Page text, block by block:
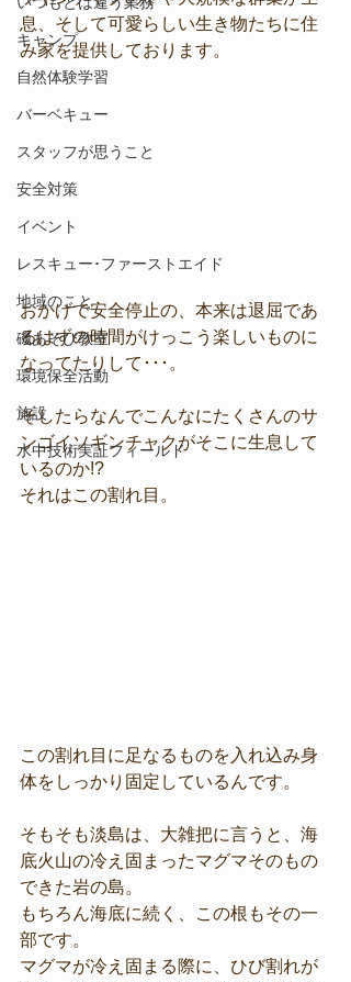
キャンプ
自然体験学習
バーベキュー
スタッフが思うこと
安全対策
イベント
レスキュー･ファーストエイド
地域のこと
磯あそび教室
環境保全活動
施設
水中技術実証フィールド
息、そして可愛らしい生き物たちに住
み家を提供しております。
おかげで安全停止の、本来は退屈であ
るはずの時間がけっこう楽しいものに
なってたりして･･･。
そしたらなんでこんなにたくさんのサ
ンゴイソギンチャクがそこに生息して
いるのか!?
それはこの割れ目。
この割れ目に足なるものを入れ込み身
体をしっかり固定しているんです。
そもそも淡島は、大雑把に言うと、海
底火山の冷え固まったマグマそのもの
できた岩の島。
もちろん海底に続く、この根もその一
部です。
マグマが冷え固まる際に、ひび割れが